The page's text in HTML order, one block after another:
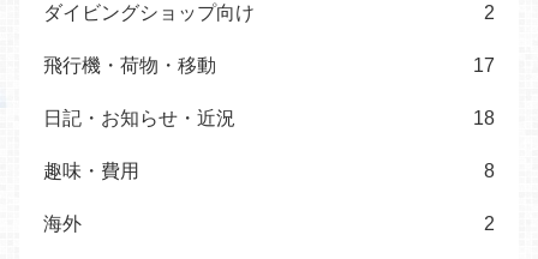
ダイビングショップ向け 2
飛行機・荷物・移動 17
日記・お知らせ・近況 18
趣味・費用 8
海外 2